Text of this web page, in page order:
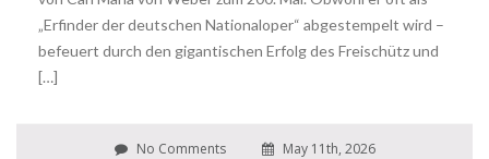
„Erfinder der deutschen Nationaloper“ abgestempelt wird –
befeuert durch den gigantischen Erfolg des Freischütz und
[…]
No Comments May 11th, 2026